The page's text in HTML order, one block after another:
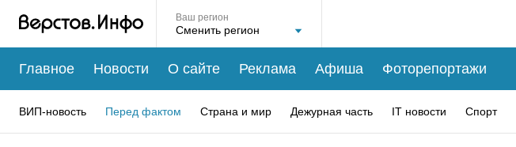
Ваш регион
Главное Новости О сайте Реклама Афиша Фоторепортажи
ВИП-новость Перед фактом Страна и мир Дежурная часть IT новости Спорт